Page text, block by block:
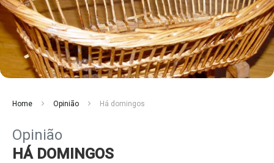
Home Opinião Há domingos
Opinião
HÁ DOMINGOS